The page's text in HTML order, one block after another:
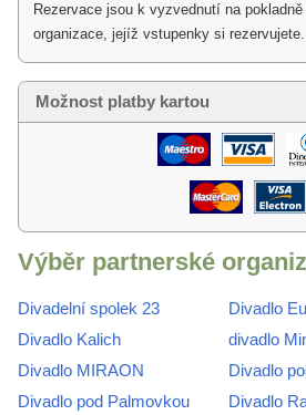
Rezervace jsou k vyzvednutí na
organizace, jejíž vstupenky si rezervujete.
Možnost platby kartou
Výběr partnerské
Divadelní spolek 23
Divadlo
Divadlo Kalich
divadlo
Divadlo MIRAON
Divadlo
Divadlo pod Palmovkou
Divadlo